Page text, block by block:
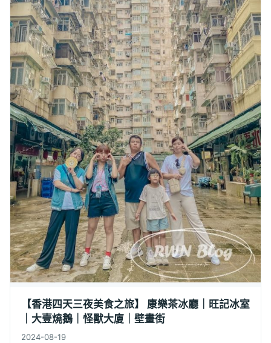
【香港四天三夜美食之旅】 康樂茶冰廳｜旺記冰室
｜大壹燒鵝｜怪獸大廈｜壁畫街
2024-08-19